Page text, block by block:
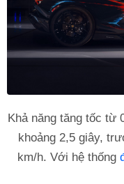
Khả năng tăng tốc từ
khoảng 2,5 giây,
km/h. Với hệ thống